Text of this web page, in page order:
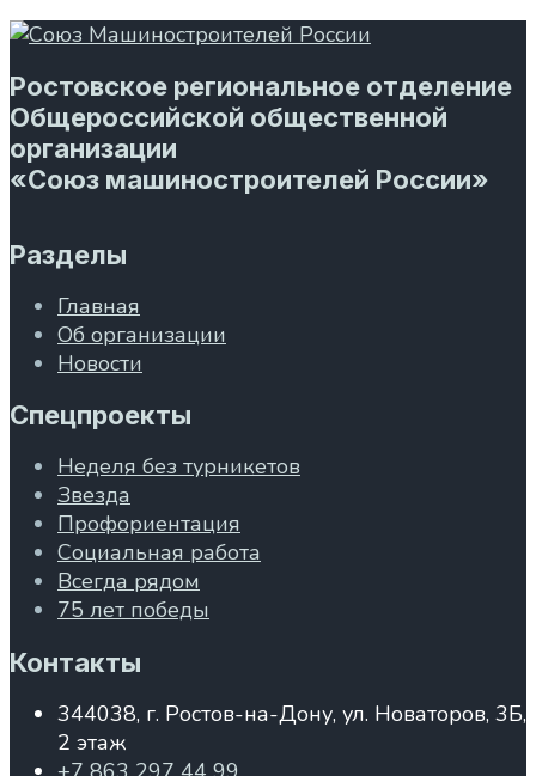
Ростовское региональное отделение
Общероссийской общественной
организации
«Союз машиностроителей России»
Разделы
Главная
Об организации
Новости
Спецпроекты
Неделя без турникетов
Звезда
Профориентация
Социальная работа
Всегда рядом
75 лет победы
Контакты
344038, г. Ростов-на-Дону, ул. Новаторов, 3Б,
2 этаж